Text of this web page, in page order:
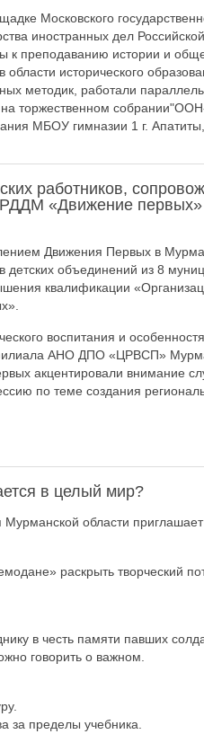
Московского
иностранных дел
к преподаванию истории и
исторического
методик, работали
торжественном
МБОУ гимназии 1 г.
работников,
РДДМ «Движение
Движения Первых в
объединений из 8
квалификации
воспитания и
филиала АНО ДПО «ЦРВСП»
акцентировали внимание
по теме создания
в целый мир?
области
раскрыть творческий
в честь памяти павших
говорить о важном.
за пределы учебника.